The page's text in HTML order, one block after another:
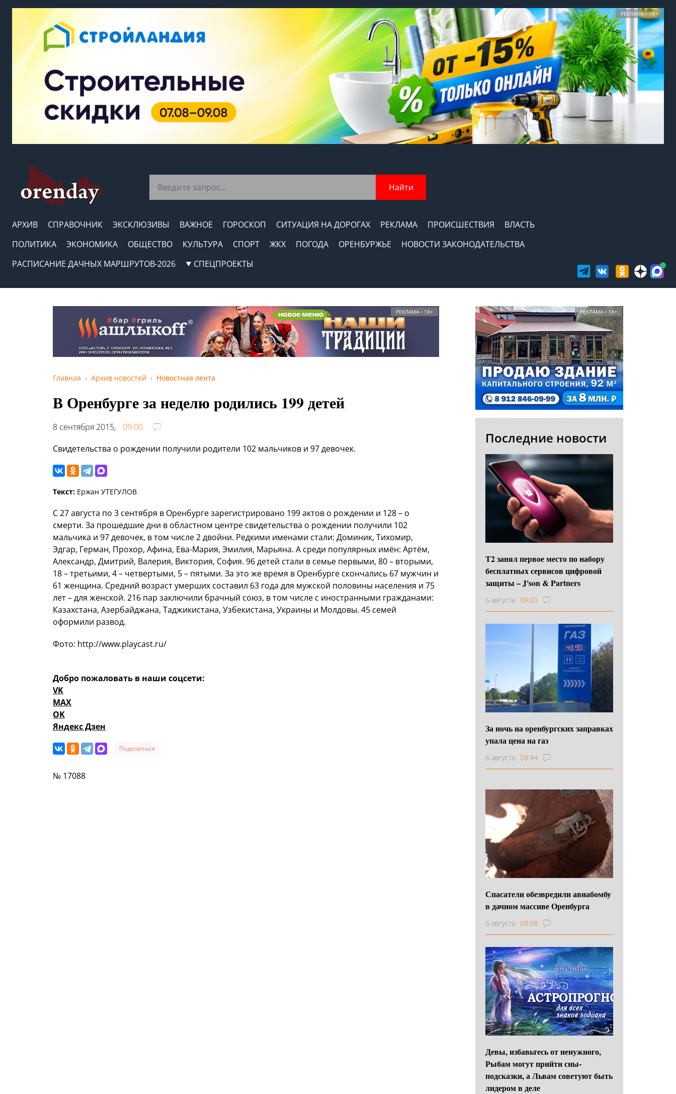
РЕКЛАМА • 18+
Найти
АРХИВ СПРАВОЧНИК ЭКСКЛЮЗИВЫ ВАЖНОЕ ГОРОСКОП СИТУАЦИЯ НА ДОРОГАХ РЕКЛАМА ПРОИСШЕСТВИЯ
ВЛАСТЬ
ПОЛИТИКА
ЭКОНОМИКА ОБЩЕСТВО КУЛЬТУРА СПОРТ ЖКХ ПОГОДА ОРЕНБУРЖЬЕ
НОВОСТИ ЗАКОНОДАТЕЛЬСТВА
РАСПИСАНИЕ ДАЧНЫХ МАРШРУТОВ-2026
СПЕЦПРОЕКТЫ
РЕКЛАМА • 18+
Главная Архив новостей Новостная лента
В Оренбурге за неделю родились 199 детей
8 сентября 2015,
09:00
Свидетельства о рождении получили родители 102 мальчиков и 97 девочек.
Текст: Ержан УТЕГУЛОВ
С 27 августа по 3 сентября в Оренбурге зарегистрировано 199 актов о рождении и 128 – о
смерти. За прошедшие дни в областном центре свидетельства о рождении получили 102
мальчика и 97 девочек, в том числе 2 двойни. Редкими именами стали: Доминик, Тихомир,
Эдгар, Герман, Прохор, Афина, Ева-Мария, Эмилия, Марьяна. А среди популярных имён: Артём,
Александр, Дмитрий, Валерия, Виктория, София. 96 детей стали в семье первыми, 80 – вторыми,
18 – третьими, 4 – четвертыми, 5 – пятыми. За это же время в Оренбурге скончались 67 мужчин и
61 женщина. Средний возраст умерших составил 63 года для мужской половины населения и 75
лет – для женской. 216 пар заключили брачный союз, в том числе с иностранными гражданами:
Казахстана, Азербайджана, Таджикистана, Узбекистана, Украины и Молдовы. 45 семей
оформили развод.
Фото: http://www.playcast.ru/
Добро пожаловать в наши соцсети:
VK
MAX
OK
Яндекс Дзен
Поделиться
№ 17088
РЕКЛАМА • 18+
Последние новости
Т2 занял первое место по набору
бесплатных сервисов цифровой
защиты – J'son & Partners
6 августа 09:00
За ночь на оренбургских заправках
упала цена на газ
6 августа 08:44
Спасатели обезвредили авиабомбу
в дачном массиве Оренбурга
6 августа 08:08
Девы, избавьтесь от ненужного,
Рыбам могут прийти сны-
подсказки, а Львам советуют быть
лидером в деле